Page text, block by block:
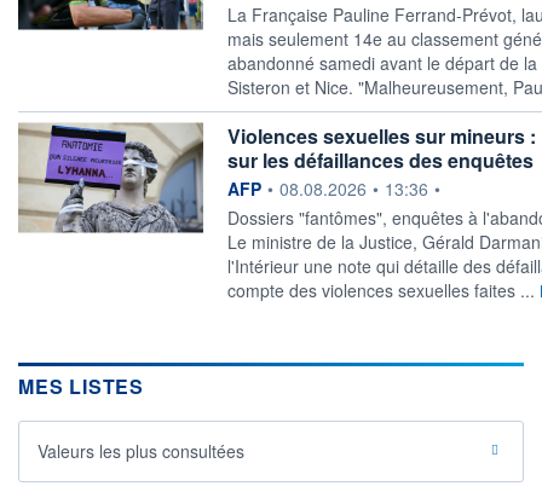
La Française Pauline Ferrand-Prévot,
mais seulement 14e au classement
abandonné samedi avant le départ de
Sisteron et Nice. "Malheureusement,
Violences sexuelles sur mineurs
sur les défaillances des enquêtes
information fournie par
AFP • 08.08.2026 • 13:36 •
Dossiers "fantômes", enquêtes à
Le ministre de la Justice, Gérald
l'Intérieur une note qui détaille des
compte des violences sexuelles faites ...
MES LISTES
Valeurs les plus consultées